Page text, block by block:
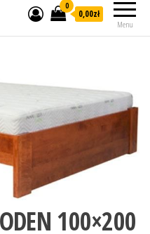
Menu
0
0,00zł
100×200